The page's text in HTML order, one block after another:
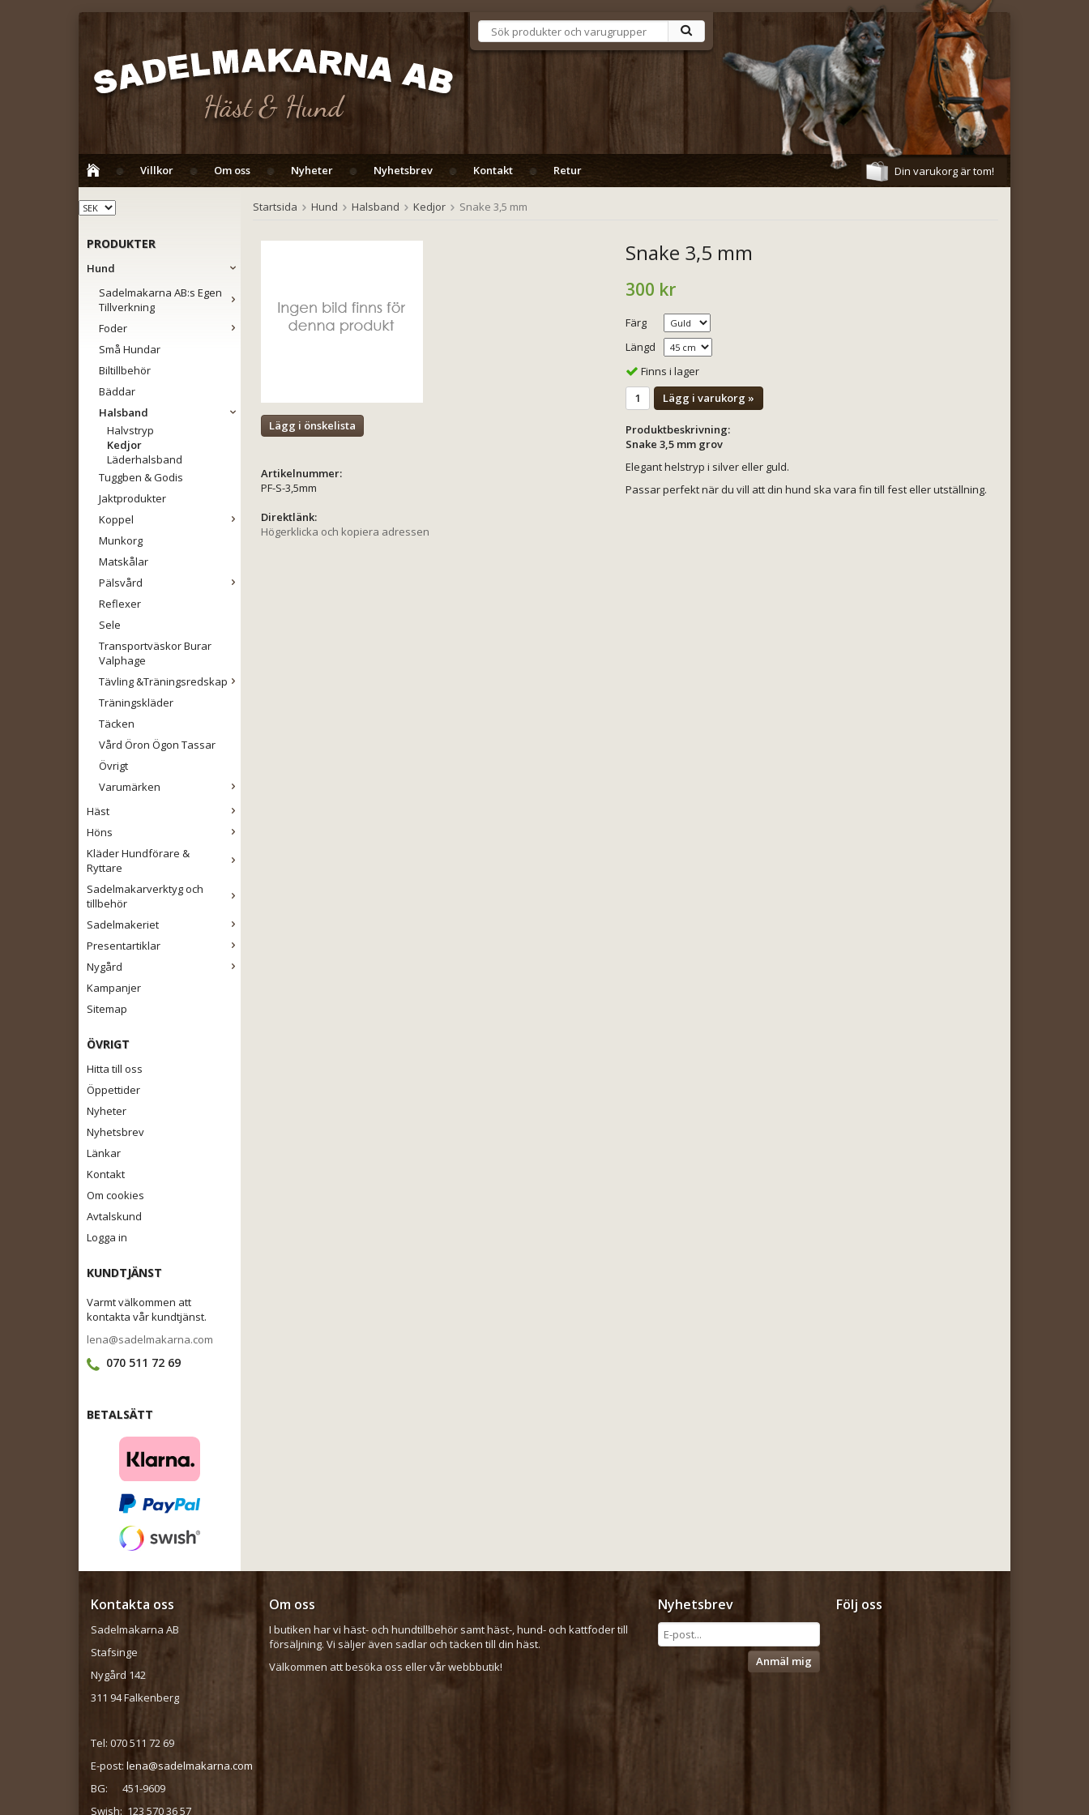
Villkor Om oss Nyheter Nyhetsbrev Kontakt Retur Din varukorg är tom!
PRODUKTER
Hund
Sadelmakarna AB:s Egen
Tillverkning
Foder
Små Hundar
Biltillbehör
Bäddar
Halsband
Halvstryp
Kedjor
Läderhalsband
Tuggben & Godis
Jaktprodukter
Koppel
Munkorg
Matskålar
Pälsvård
Reflexer
Sele
Transportväskor Burar
Valphage
Tävling &Träningsredskap
Träningskläder
Täcken
Vård Öron Ögon Tassar
Övrigt
Varumärken
Häst
Höns
Kläder Hundförare &
Ryttare
Sadelmakarverktyg och
tillbehör
Sadelmakeriet
Presentartiklar
Nygård
Kampanjer
Sitemap
ÖVRIGT
Hitta till oss
Öppettider
Nyheter
Nyhetsbrev
Länkar
Kontakt
Om cookies
Avtalskund
Logga in
KUNDTJÄNST
Varmt välkommen att
kontakta vår kundtjänst.
lena@sadelmakarna.com
070 511 72 69
BETALSÄTT
Startsida Hund Halsband Kedjor Snake 3,5 mm
Snake 3,5 mm
300 kr
Färg
Längd
Finns i lager
Lägg i varukorg »
Produktbeskrivning:
Snake 3,5 mm grov
Elegant helstryp i silver eller guld.
Passar perfekt när du vill att din hund ska vara fin till fest eller utställning.
Lägg i önskelista
Artikelnummer:
PF-S-3,5mm
Direktlänk:
Högerklicka och kopiera adressen
Kontakta oss
Sadelmakarna AB
Stafsinge
Nygård 142
311 94 Falkenberg
Tel: 070 511 72 69
E-post: lena@sadelmakarna.com
BG: 451-9609
Swish: 123 570 36 57
Följ oss
Nyhetsbrev
Anmäl mig
Om oss
I butiken har vi häst- och hundtillbehör samt häst-, hund- och kattfoder till
försäljning. Vi säljer även sadlar och täcken till din häst.
Välkommen att besöka oss eller vår webbbutik!